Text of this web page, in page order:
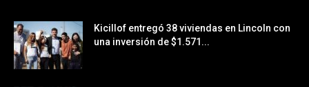
Kicillof entregó 38 viviendas en Lincoln con
una inversión de $1.571...